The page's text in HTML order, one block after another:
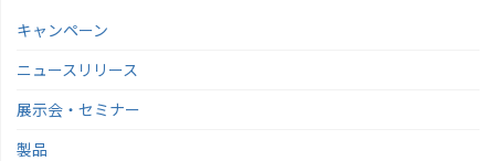
キャンペーン
ニュースリリース
展示会・セミナー
製品